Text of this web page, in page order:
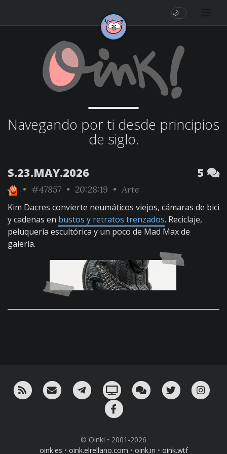
🌙
Navegando por ti desde principios
de siglo.
S.23.MAY.2026 5
• #47857 • 20:28:19 • Arte
Kim Dacres convierte neumáticos viejos, cámaras de bici
y cadenas en bustos y retratos trenzados. Reciclaje,
peluquería escultórica y un poco de Mad Max de
galería.
RSS ¡Mándame un email!¡Nuestro canal en Telegram!
Oink! TV Charla con nosotros
Twitter
© Oink! • 2001-2026
oink.es • oink.elrellano.com • oink.in • oink.wtf